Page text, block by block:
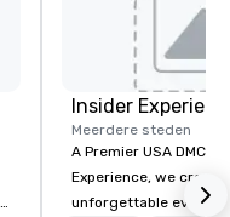
Insider
Meerdere steden
A Premier USA DMC Partner
Experience, we create
unforgettable events